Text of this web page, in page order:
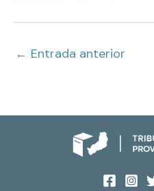
← Entrada anterior